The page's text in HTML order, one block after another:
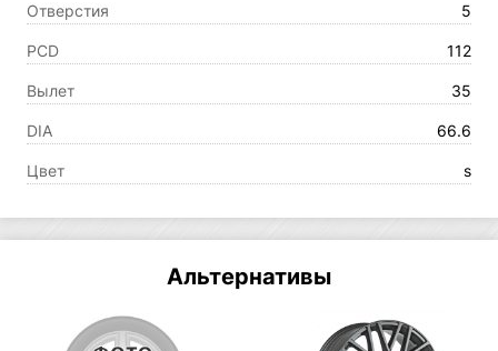
Отверстия 5
PCD 112
Вылет 35
DIA 66.6
Цвет s
Альтернативы